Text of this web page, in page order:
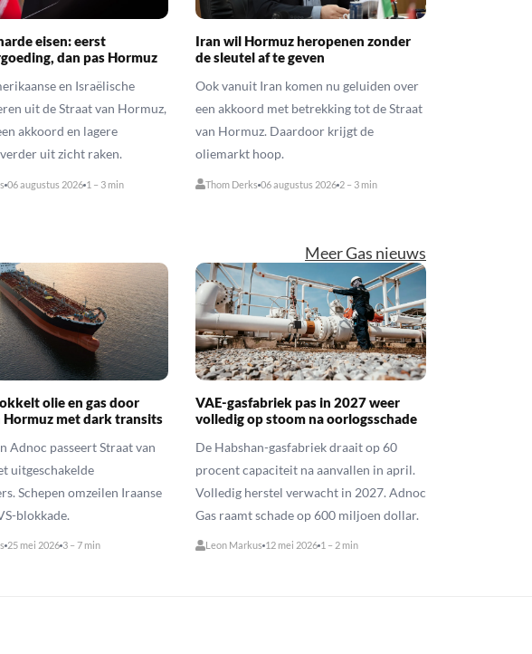
eisen: eerst
dan pas Hormuz
en Israëlische
uit de Straat van Hormuz,
akkoord en lagere
uit zicht raken.
06 augustus 2026 1 – 3 min
Iran wil Hormuz heropenen zonder
de sleutel af te geven
Ook vanuit Iran komen nu geluiden over
een akkoord met betrekking tot de Straat
van Hormuz. Daardoor krijgt de
oliemarkt hoop.
Thom Derks 06 augustus 2026 2 – 3 min
Meer Gas nieuws
olie en gas door
Hormuz met dark transits
Adnoc passeert Straat van
uitgeschakelde
Schepen omzeilen Iraanse
blokkade.
25 mei 2026 3 – 7 min
VAE-gasfabriek pas in 2027 weer
volledig op stoom na oorlogsschade
De Habshan-gasfabriek draait op 60
procent capaciteit na aanvallen in april.
Volledig herstel verwacht in 2027. Adnoc
Gas raamt schade op 600 miljoen dollar.
Leon Markus 12 mei 2026 1 – 2 min